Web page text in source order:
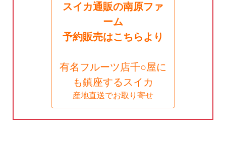
スイカ通販の南原ファ
ーム
予約販売はこちらより
有名フルーツ店千○屋に
も鎮座するスイカ
産地直送でお取り寄せ